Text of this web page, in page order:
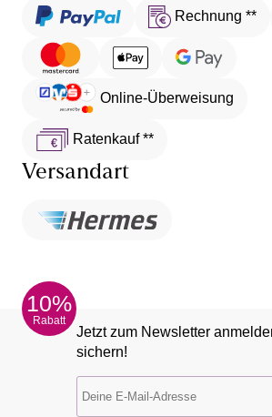
Rechnung **
Online-Überweisung
Ratenkauf **
Versandart
10%
Rabatt
Jetzt zum Newsletter
sichern!